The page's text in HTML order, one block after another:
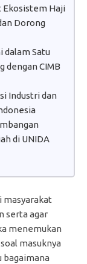
Ekosistem Haji
Dorong
dalam Satu
dengan CIMB
Industri dan
di UNIDA
serta agar
menemukan
masuknya
bagaimana